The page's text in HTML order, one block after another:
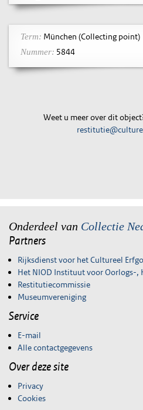
Term: München (Collecting point)
Nummer: 5844
Weet u meer over dit
Onderdeel van Collectie
Partners
Rijksdienst voor het Cultureel
Het NIOD Instituut voor Oorlogs-,
Restitutiecommissie
Museumvereniging
Service
E-mail
Alle contactgegevens
Over deze site
Privacy
Cookies